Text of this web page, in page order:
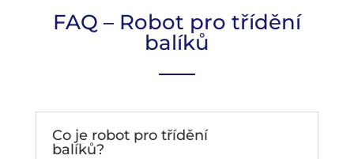
FAQ – Robot pro třídění
balíků
Co je robot pro třídění
balíků?